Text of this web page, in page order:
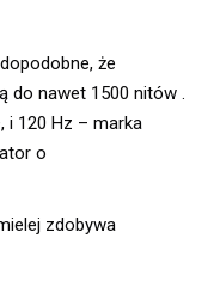
że
do nawet 1500 nitów .
i 120 Hz – marka
o
zdobywa